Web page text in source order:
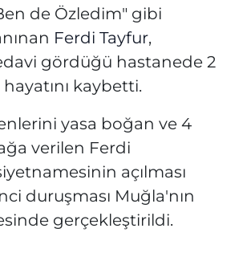
de Özledim" gibi
Ferdi Tayfur,
gördüğü hastanede 2
kaybetti.
yasa boğan ve 4
verilen Ferdi
açılması
duruşması Muğla'nın
gerçekleştirildi.